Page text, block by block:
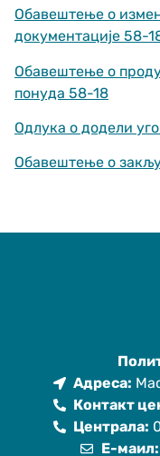
Обавештење о
документације 58-
Обавештење о
понуда 58-18
Одлука о додели
Обавештење о
Адреса:
Контакт
Централа:
Е-маил:
In order for us
to improve
the website's
and structure,
based on how
used.
some
functionality
disappear
from the